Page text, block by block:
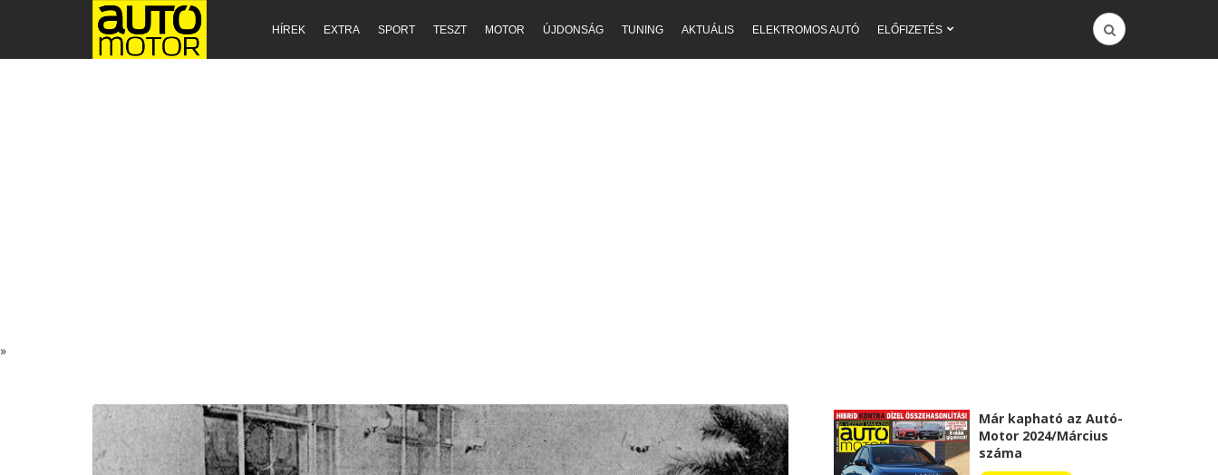
HÍREK EXTRA SPORT TESZT MOTOR ÚJDONSÁG TUNING AKTUÁLIS ELEKTROMOS AUTÓ ELŐFIZETÉS
»
Már kapható az Autó-
Motor 2024/Március
száma